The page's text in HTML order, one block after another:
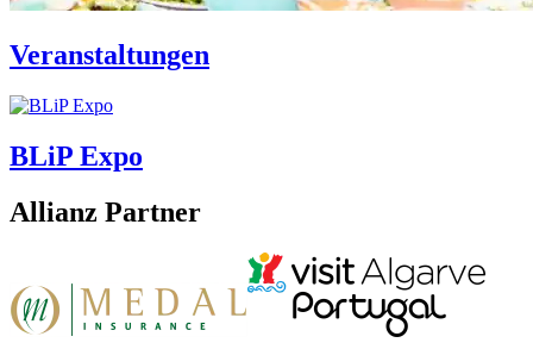
Veranstaltungen
BLiP Expo
Allianz Partner